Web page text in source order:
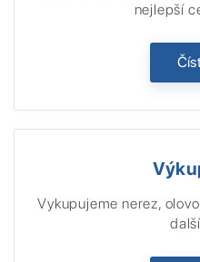
nejlepší
Vykupujeme nerez,